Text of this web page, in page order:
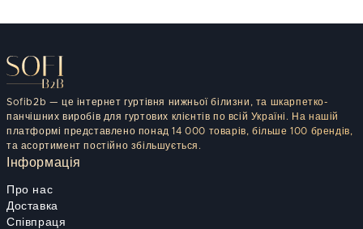
Sofib2b — це інтернет гуртівня нижньої білизни, та шкарпетко-
панчішних виробів для гуртових клієнтів по всій Україні. На нашій
платформі представлено понад 14 000 товарів, більше 100 брендів,
та асортимент постійно збільшується.
Інформація
Про нас
Доставка
Співпраця